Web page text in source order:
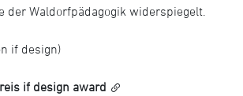
der Waldorfpädagogik widerspiegelt.
if design)
if design award